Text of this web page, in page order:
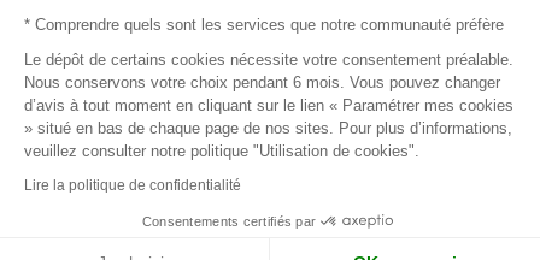
Mentions légales
Conditions commerciales
Piano Analytics
* Comprendre quels sont les services que notre communauté préfère
Le dépôt de certains cookies nécessite votre consentement préalable.
Nous conservons votre choix pendant 6 mois. Vous pouvez changer
d’avis à tout moment en cliquant sur le lien « Paramétrer mes cookies
» situé en bas de chaque page de nos sites. Pour plus d’informations,
veuillez consulter notre politique "Utilisation de cookies".
Lire la politique de confidentialité
Consentements certifiés par